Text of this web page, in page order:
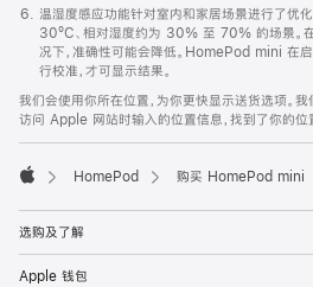
温湿度感应功能针对室内和家居场景进行了优
30ºC、相对湿度约为 30% 至 70% 的场景。
况下，准确性可能会降低。HomePod mini 在
行校准，才可显示结果。
我们会使用你所在位置，为你更快显示送货选项。
访问 Apple 网站时输入的位置信息，找到了你的位
HomePod 购买 HomePod mini
选购及了解
Apple 钱包